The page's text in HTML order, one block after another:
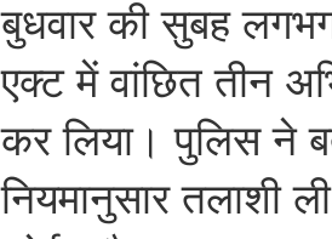
बुधवार की सुबह
एक्ट में वांछित तीन
कर लिया। पुलिस ने
नियमानुसार तलाशी